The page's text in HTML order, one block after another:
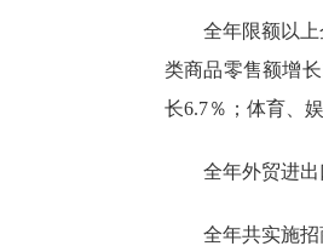
全年限额以
类商品零售额增长
长6.7％；体育
全年外贸进
全年共实施招